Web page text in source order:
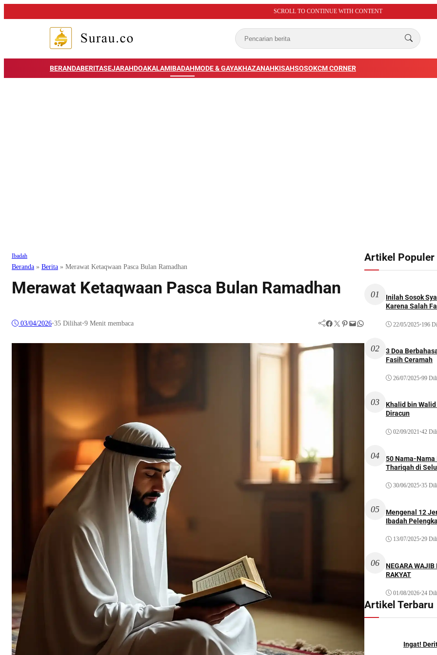
SCROLL TO CONTINUE WITH CONTENT
BERANDABERITASEJARAHDOAKALAMIBADAHMODE & GAYAKHAZANAHKISAHSOSOKCM CORNER
Ibadah
Beranda » Berita » Merawat Ketaqwaan Pasca Bulan Ramadhan
Merawat Ketaqwaan Pasca Bulan Ramadhan
03/04/2026•35 Dilihat•9 Menit membaca Facebook Twitter Pinterest Mail WhatsApp
Artikel Populer
01
Inilah Sosok
Karena Salah
22/05/2025•196
02
3 Doa
Fasih Ceramah
26/07/2025•99
03
Khalid bin
Diracun
02/09/2021•42
04
50 Nama-Nama
Thariqah di
30/06/2025•35
05
Mengenal 12
Ibadah
13/07/2025•29
06
NEGARA
RAKYAT
01/08/2026•24
Artikel Terbaru
Ingat!